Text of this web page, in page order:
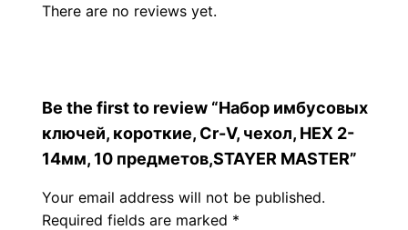
There are no reviews yet.
Be the first to review “Набор имбусовых
ключей, короткие, Cr-V, чехол, HEX 2-
14мм, 10 предметов,STAYER MASTER”
Your email address will not be published.
Required fields are marked *